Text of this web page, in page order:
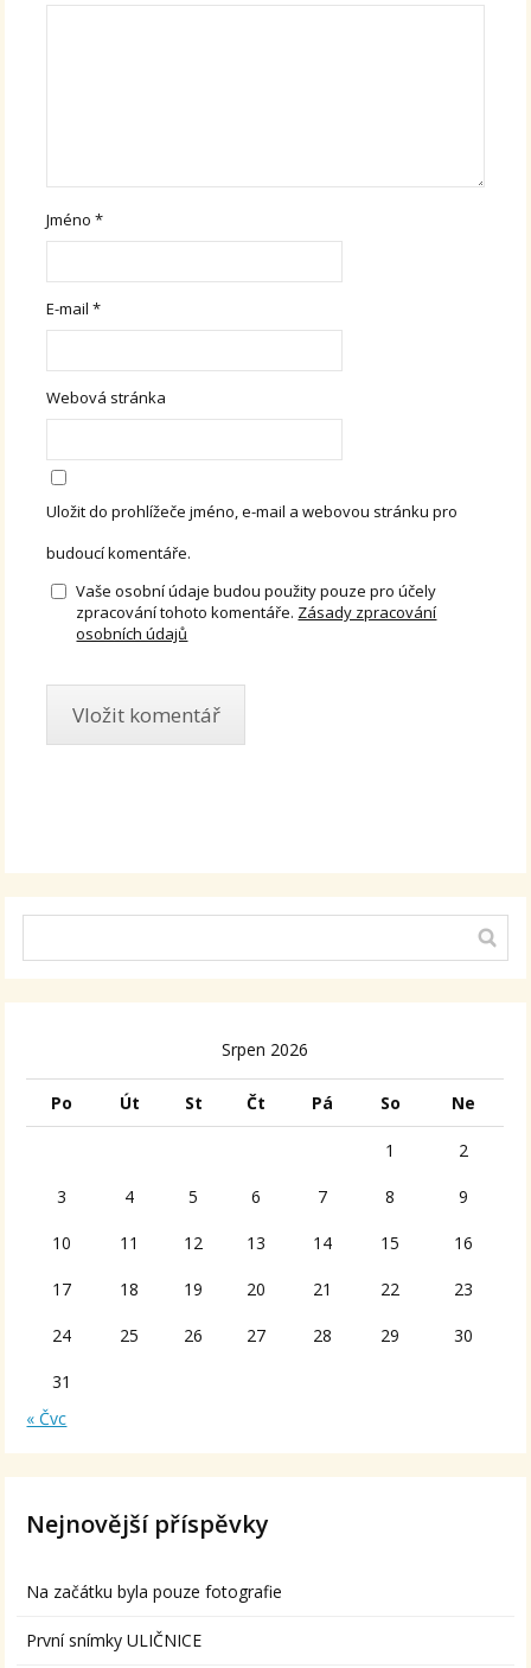
Jméno*
E-mail*
Webová stránka
Uložit do prohlížeče jméno, e-mail a webovou stránku pro
budoucí komentáře.
Vaše osobní údaje budou použity pouze pro účely
zpracování tohoto komentáře. Zásady zpracování
osobních údajů
Srpen 2026
Po Út St Čt Pá So Ne
1 2
3 4 5 6 7 8 9
10 11 12 13 14 15 16
17 18 19 20 21 22 23
24 25 26 27 28 29 30
31
« Čvc
Nejnovější příspěvky
Na začátku byla pouze fotografie
První snímky ULIČNICE